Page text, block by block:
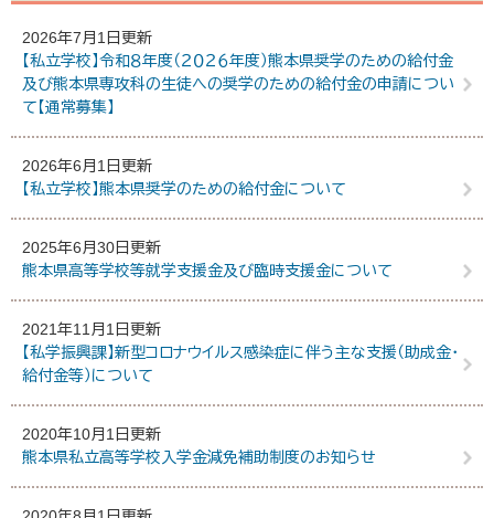
2026年7月1日更新
【私立学校】令和８年度（２０２６年度）熊本県奨学のための給付金
及び熊本県専攻科の生徒への奨学のための給付金の申請につい
て【通常募集】
2026年6月1日更新
【私立学校】熊本県奨学のための給付金について
2025年6月30日更新
熊本県高等学校等就学支援金及び臨時支援金について
2021年11月1日更新
【私学振興課】新型コロナウイルス感染症に伴う主な支援（助成金・
給付金等）について
2020年10月1日更新
熊本県私立高等学校入学金減免補助制度のお知らせ